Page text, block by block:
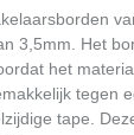
3,5mm. Het
het
tegen
tape.